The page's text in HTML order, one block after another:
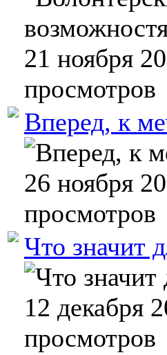
21 ноября
просмотров
Вперед, к
26 ноября
просмотров
Что значит
12 декабря
просмотров